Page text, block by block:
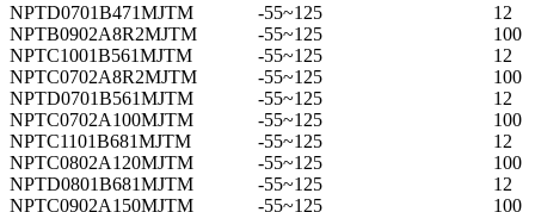
NPTD0701B471MJTM -55~125
12
NPTB0902A8R2MJTM
-55~125
100
NPTC1001B561MJTM
-55~125
12
NPTC0702A8R2MJTM
-55~125
100
NPTD0701B561MJTM
-55~125
12
NPTC0702A100MJTM
-55~125
100
NPTC1101B681MJTM
-55~125
12
NPTC0802A120MJTM
-55~125
100
NPTD0801B681MJTM
-55~125
12
NPTC0902A150MJTM
-55~125
100